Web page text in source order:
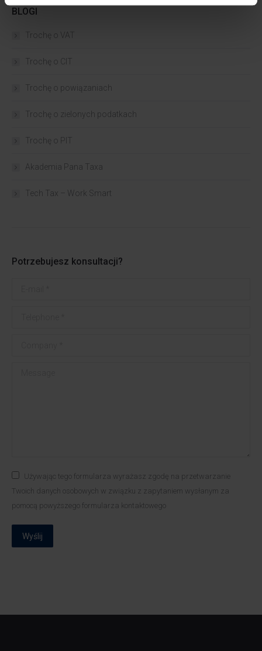
BLOGI
Trochę o VAT
Trochę o CIT
Trochę o powiązaniach​
Trochę o zielonych podatkach
Trochę o PIT
Akademia Pana Taxa
Tech Tax – Work Smart
Potrzebujesz konsultacji?
Używając tego formularza wyrażasz zgodę na przetwarzanie
Twoich danych osobowych w związku z zapytaniem wysłanym za
pomocą powyższego formularza kontaktowego
Wyślij